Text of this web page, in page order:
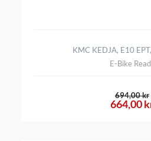
KMC KEDJA, E10
E-Bike
664,00
694,00 kr